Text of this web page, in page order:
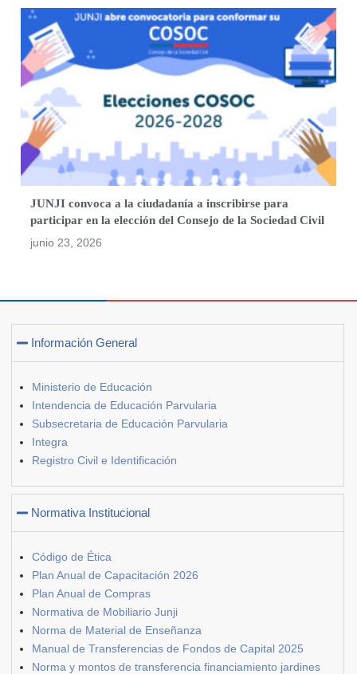
JUNJI convoca a la ciudadanía a inscribirse para
participar en la elección del Consejo de la Sociedad Civil
junio 23, 2026
Información General
Ministerio de Educación
Intendencia de Educación Parvularia
Subsecretaria de Educación Parvularia
Integra
Registro Civil e Identificación
Normativa Institucional
Código de Ética
Plan Anual de Capacitación 2026
Plan Anual de Compras
Normativa de Mobiliario Junji
Norma de Material de Enseñanza
Manual de Transferencias de Fondos de Capital 2025
Norma y montos de transferencia financiamiento jardines